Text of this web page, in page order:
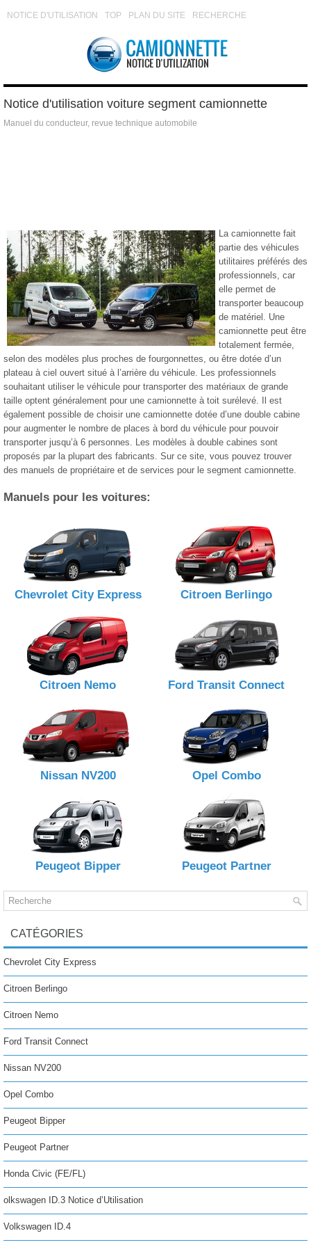
NOTICE D'UTILISATION TOP PLAN DU SITE RECHERCHE
Notice d'utilisation voiture segment camionnette
Manuel du conducteur, revue technique automobile
La camionnette fait
partie des véhicules
utilitaires préférés des
professionnels, car
elle permet de
transporter beaucoup
de matériel. Une
camionnette peut être
totalement fermée,
selon des modèles plus proches de fourgonnettes, ou être dotée d’un
plateau à ciel ouvert situé à l’arrière du véhicule. Les professionnels
souhaitant utiliser le véhicule pour transporter des matériaux de grande
taille optent généralement pour une camionnette à toit surélevé. Il est
également possible de choisir une camionnette dotée d’une double cabine
pour augmenter le nombre de places à bord du véhicule pour pouvoir
transporter jusqu’à 6 personnes. Les modèles à double cabines sont
proposés par la plupart des fabricants. Sur ce site, vous pouvez trouver
des manuels de propriétaire et de services pour le segment camionnette.
Manuels pour les voitures:
Chevrolet City Express Citroen Berlingo
Citroen Nemo Ford Transit Connect
Nissan NV200 Opel Combo
Peugeot Bipper Peugeot Partner
CATÉGORIES
Chevrolet City Express
Citroen Berlingo
Citroen Nemo
Ford Transit Connect
Nissan NV200
Opel Combo
Peugeot Bipper
Peugeot Partner
Honda Civic (FE/FL)
olkswagen ID.3 Notice d’Utilisation
Volkswagen ID.4